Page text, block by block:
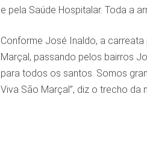
e pela Saúde Hospitalar. Toda a
Conforme José Inaldo, a carreata
Marçal, passando pelos bairros
para todos os santos. Somos
Viva São Marçal”, diz o trecho da